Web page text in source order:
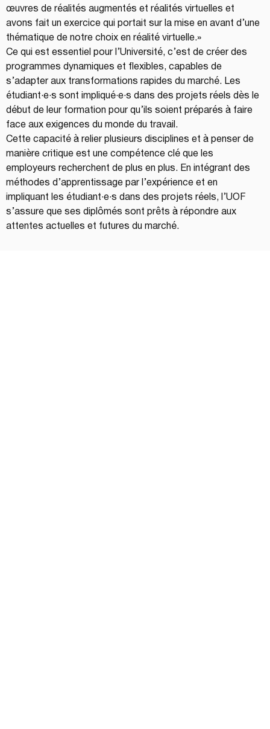
œuvres de réalités augmentés et réalités virtuelles et
avons fait un exercice qui portait sur la mise en avant d’une
thématique de notre choix en réalité virtuelle.»
Ce qui est essentiel pour l’Université, c’est de créer des
programmes dynamiques et flexibles, capables de
s’adapter aux transformations rapides du marché. Les
étudiant·e·s sont impliqué·e·s dans des projets réels dès le
début de leur formation pour qu’ils soient préparés à faire
face aux exigences du monde du travail.
Cette capacité à relier plusieurs disciplines et à penser de
manière critique est une compétence clé que les
employeurs recherchent de plus en plus. En intégrant des
méthodes d’apprentissage par l’expérience et en
impliquant les étudiant·e·s dans des projets réels, l’UOF
s’assure que ses diplômés sont prêts à répondre aux
attentes actuelles et futures du marché.